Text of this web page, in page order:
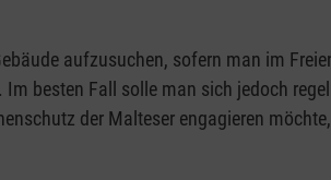
aufzusuchen, sofern man im
besten Fall solle man sich jedoch
der Malteser engagieren